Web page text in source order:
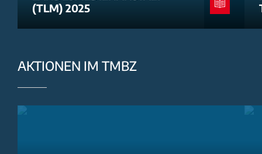
(TLM) 2025
AKTIONEN IM TMBZ